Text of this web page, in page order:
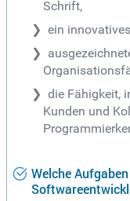
Schrift,
ein
die Fähigkeit,
Kunden und
Welche